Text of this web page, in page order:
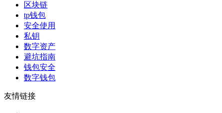
区块链
tp钱包
安全使用
私钥
数字资产
避坑指南
钱包安全
数字钱包
友情链接